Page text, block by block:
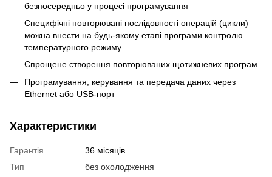
безпосередньо у процесі програмування
Специфічні повторювані послідовності операцій (цикли)
можна внести на будь-якому етапі програми контролю
температурного режиму
Спрощене створення повторюваних щотижневих програм
Програмування, керування та передача даних через
Ethernet або USB-порт
Характеристики
Гарантія
36 місяців
Тип
без охолодження